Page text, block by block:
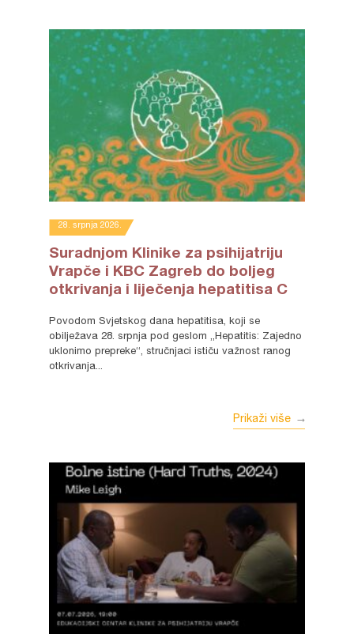
28. srpnja 2026.
Suradnjom Klinike za psihijatriju
Vrapče i KBC Zagreb do boljeg
otkrivanja i liječenja hepatitisa C
Povodom Svjetskog dana hepatitisa, koji se
obilježava 28. srpnja pod geslom „Hepatitis: Zajedno
uklonimo prepreke“, stručnjaci ističu važnost ranog
otkrivanja...
Prikaži više